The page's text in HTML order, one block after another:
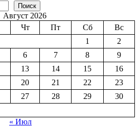
Поиск
Август 2026
Чт Пт Сб
Вс
1
2
6 7 8
9
13 14 15
16
20 21 22
23
27 28 29
30
« Июл